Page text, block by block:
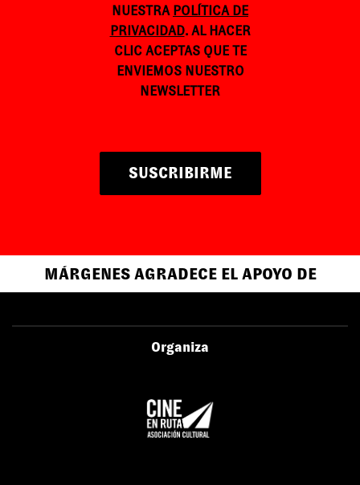
NUESTRA POLÍTICA DE
PRIVACIDAD. AL HACER
CLIC ACEPTAS QUE TE
ENVIEMOS NUESTRO
NEWSLETTER
SUSCRIBIRME
MÁRGENES AGRADECE EL APOYO DE
Organiza